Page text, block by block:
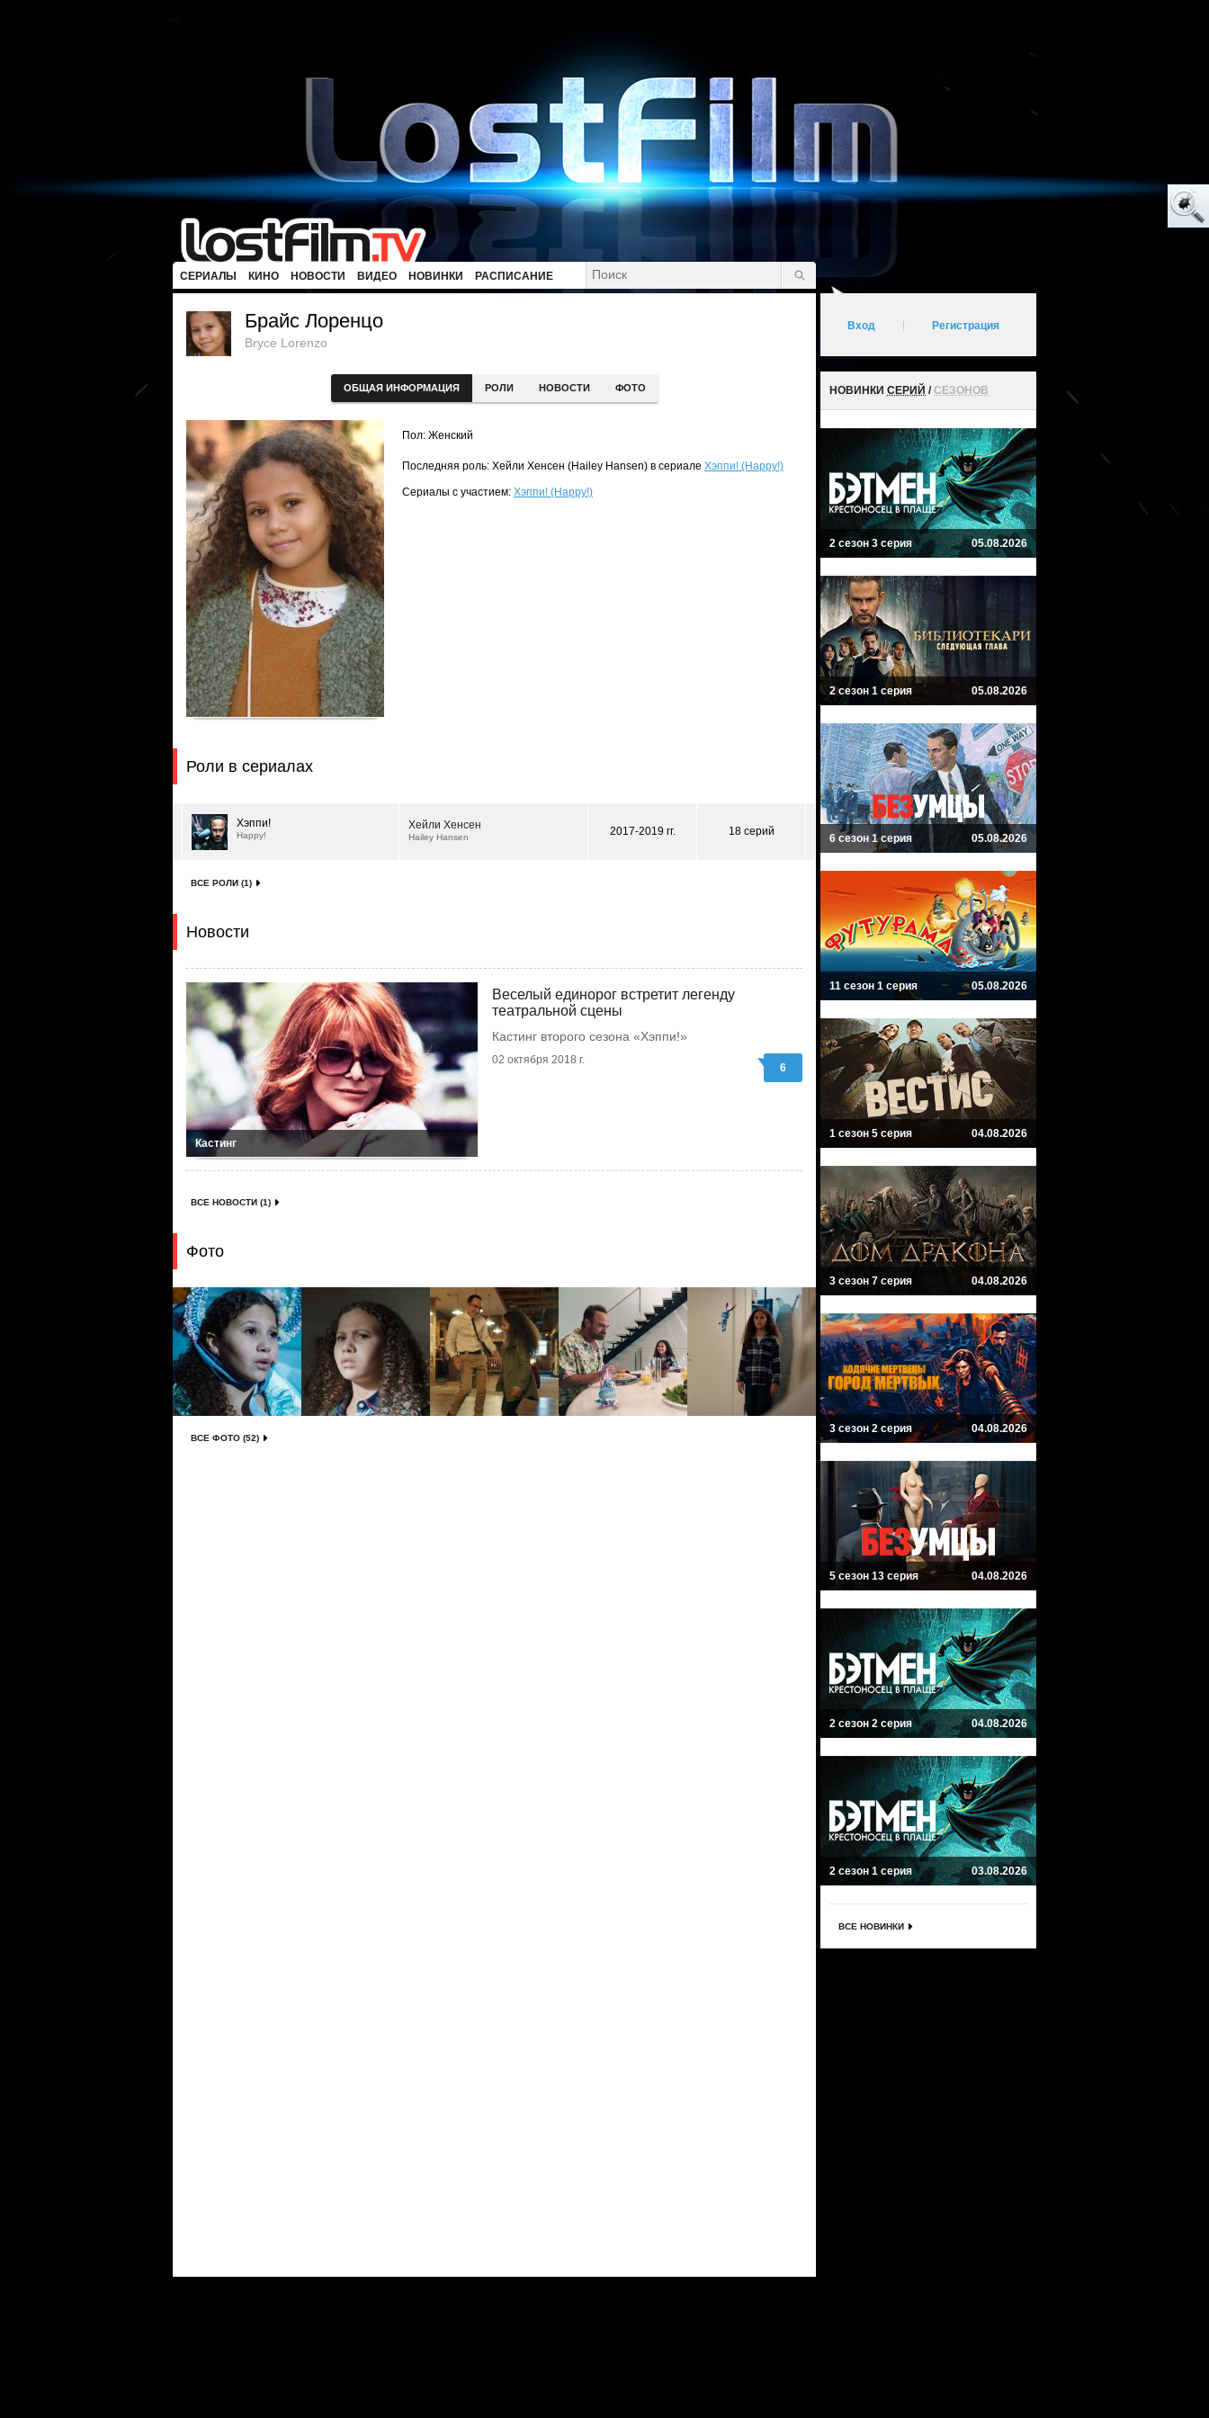
СЕРИАЛЫ КИНО НОВОСТИ ВИДЕО НОВИНКИ РАСПИСАНИЕ
Брайс Лоренцо
Bryce Lorenzo
ОБЩАЯ ИНФОРМАЦИЯ РОЛИ НОВОСТИ ФОТО
Пол: Женский
Последняя роль: Хейли Хенсен (Hailey Hansen) в сериале Хэппи! (Happy!)
Сериалы с участием: Хэппи! (Happy!)
Роли в сериалах
Хэппи!
Happy!
Хейли Хенсен
Hailey Hansen 2017-2019 гг. 18 серий
ВСЕ РОЛИ (1)
Новости
Кастинг
Веселый единорог встретит легенду
театральной сцены
Кастинг второго сезона «Хэппи!»
02 октября 2018 г.
6
ВСЕ НОВОСТИ (1)
Фото
ВСЕ ФОТО (52)
Вход Регистрация
НОВИНКИ СЕРИЙ /СЕЗОНОВ
2 сезон 3 серия 05.08.2026
2 сезон 1 серия 05.08.2026
6 сезон 1 серия 05.08.2026
11 сезон 1 серия 05.08.2026
1 сезон 5 серия 04.08.2026
3 сезон 7 серия 04.08.2026
3 сезон 2 серия 04.08.2026
5 сезон 13 серия 04.08.2026
2 сезон 2 серия 04.08.2026
2 сезон 1 серия 03.08.2026
ВСЕ НОВИНКИ